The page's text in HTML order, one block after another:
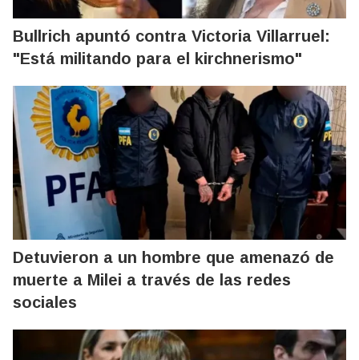
Bullrich apuntó contra Victoria Villarruel:
"Está militando para el kirchnerismo"
Detuvieron a un hombre que amenazó de
muerte a Milei a través de las redes
sociales